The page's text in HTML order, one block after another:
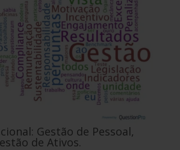
Gestão de Pessoal,
de Ativos.